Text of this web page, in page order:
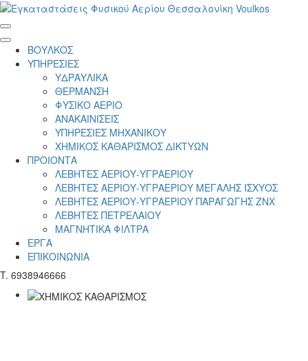
ΒΟΥΛΚΟΣ
ΥΠΗΡΕΣΙΕΣ
ΥΔΡΑΥΛΙΚΑ
ΘΕΡΜΑΝΣΗ
ΦΥΣΙΚΟ ΑΕΡΙΟ
ΑΝΑΚΑΙΝΙΣΕΙΣ
ΥΠΗΡΕΣΙΕΣ ΜΗΧΑΝΙΚΟΥ
ΧΗΜΙΚΟΣ ΚΑΘΑΡΙΣΜΟΣ ΔΙΚΤΥΩΝ
ΠΡΟΙΟΝΤΑ
ΛΕΒΗΤΕΣ ΑΕΡΙΟΥ-ΥΓΡΑΕΡΙΟΥ
ΛΕΒΗΤΕΣ ΑΕΡΙΟΥ-ΥΓΡΑΕΡΙΟΥ ΜΕΓΑΛΗΣ ΙΣΧΥΟΣ
ΛΕΒΗΤΕΣ ΑΕΡΙΟΥ-ΥΓΡΑΕΡΙΟΥ ΠΑΡΑΓΩΓΗΣ ΖΝΧ
ΛΕΒΗΤΕΣ ΠΕΤΡΕΛΑΙΟΥ
ΜΑΓΝΗΤΙΚΑ ΦΙΛΤΡΑ
ΕΡΓΑ
ΕΠΙΚΟΙΝΩΝΙΑ
T. 6938946666